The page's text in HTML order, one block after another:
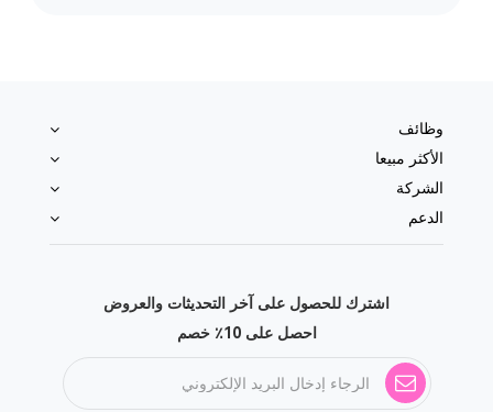
وظائف
الأكثر مبيعا
الشركة
الدعم
اشترك للحصول على آخر التحديثات والعروض
احصل على 10٪ خصم